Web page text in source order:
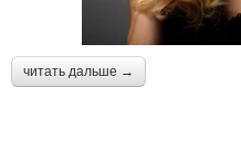
читать дальше →